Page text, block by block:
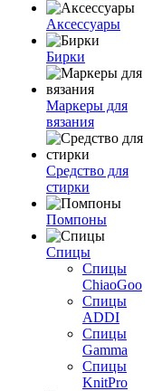
Аксессуары
Бирки
Маркеры для
вязания
Средство для
стирки
Помпоны
Спицы
Спицы
ChiaoGoo
Спицы
ADDI
Спицы
Gamma
Спицы
KnitPro